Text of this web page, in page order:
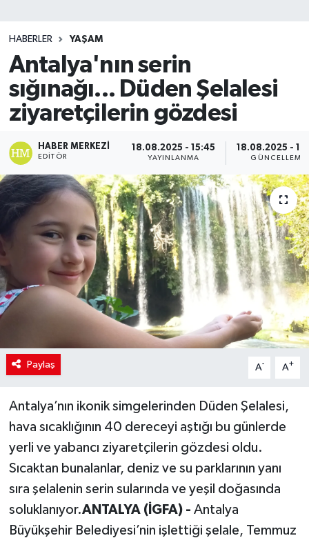
HABERLER YAŞAM
Antalya'nın serin
sığınağı... Düden Şelalesi
ziyaretçilerin gözdesi
HABER MERKEZI
EDITÖR
18.08.2025 - 15:45
YAYINLANMA
18.08.2025 -
GÜNCELLEME
Paylaş A- A+
Antalya’nın ikonik simgelerinden Düden Şelalesi,
hava sıcaklığının 40 dereceyi aştığı bu günlerde
yerli ve yabancı ziyaretçilerin gözdesi oldu.
Sıcaktan bunalanlar, deniz ve su parklarının yanı
sıra şelalenin serin sularında ve yeşil doğasında
soluklanıyor.ANTALYA (İGFA) - Antalya
Büyükşehir Belediyesi’nin işlettiği şelale, Temmuz
Teknoloji
TRABZON